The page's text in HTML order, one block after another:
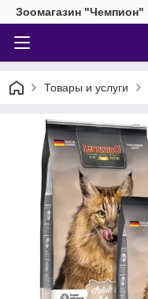
Зоомагазин "Чемпион"
Товары и услуги